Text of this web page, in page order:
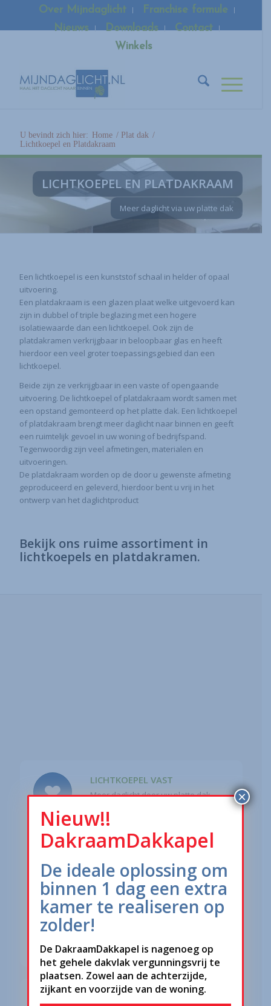
Over Mijndaglicht
Franchise formule
Nieuws
Downloads
Contact
Winkels
U bevindt zich hier: Home / Plat dak /
Lichtkoepel en Platdakraam
LICHTKOEPEL EN PLATDAKRAAM
Meer daglicht via uw platte dak
Een lichtkoepel is een kunststof schaal in helder of opaal
uitvoering.
Een platdakraam is een glazen plaat welke uitgevoerd kan
zijn in dubbel of triple beglazing met een hogere
isolatiewaarde dan een lichtkoepel. Ook zijn de
platdakramen verkrijgbaar in beloopbaar glas en heeft
hierdoor een veel groter toepassingsgebied dan een
lichtkoepel.
Beide zijn ze verkrijgbaar in een vaste of opengaande
uitvoering. De lichtkoepel of platdakraam wordt samen met
een opstand gemonteerd op het platte dak. Een lichtkoepel
of platdakraam brengt meer daglicht naar binnen en geeft
een ruimtelijk gevoel in uw woning of bedrijfspand.
Tegenwoordig zijn veel afmetingen, materialen en
uitvoeringen.
De platdakraam worden op de door u gewenste afmeting
geproduceerd en geleverd, hierdoor bent u vrij in het
ontwerp van het daglichtproduct
Bekijk ons ruime assortiment in
lichtkoepels en platdakramen.
LICHTKOEPEL VAST
Meer daglicht door uw platte dak
LICHTKOEPEL VENTILATIE
Daglicht en ventilatie mogelijkheid
LICHTKOEPEL VASTGLAS
Daglicht met een hogere
isolatiewaarde
DAKTOEGANGSKOEPEL
Nieuw!!
DakraamDakkapel
De ideale oplossing om
binnen 1 dag een extra
kamer te realiseren op
zolder!
De DakraamDakkapel is nagenoeg op
het gehele dakvlak vergunningsvrij te
plaatsen. Zowel aan de achterzijde,
zijkant en voorzijde van de woning.
×